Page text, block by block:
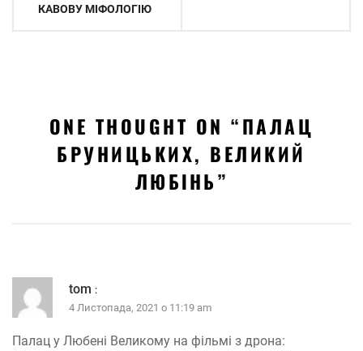
КАВОВУ МІФОЛОГІЮ
ONE THOUGHT ON “ПАЛАЦ
БРУНИЦЬКИХ, ВЕЛИКИЙ
ЛЮБІНЬ”
tom :
4 Листопада, 2021 о 11:19 am
Палац у Любені Великому на фільмі з дрона: